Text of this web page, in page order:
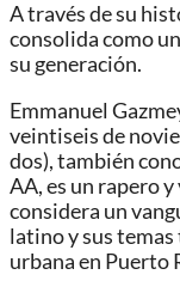
A través de su
consolida como
su generación.
Emmanuel
veintiseis de
dos), también
AA, es un rapero
considera un
latino y sus
urbana en Puerto